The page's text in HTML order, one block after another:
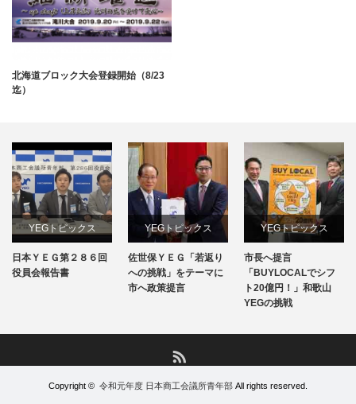
北海道ブロック大会登録開始（8/23
迄）
YEGトピックス
日本YEG事業
日本ＹＥＧ第２８６回
役員会報告書
YEGトピックス
メディア掲載情報
佐世保ＹＥＧ「若返り
への挑戦」をテーマに
市へ政策提言
YEGトピックス
メディア掲載情報
地域のYEG情報
市長へ提言
「BUYLOCALでシフ
ト20億円！」和歌山
YEGの挑戦
Copyright © 令和元年度 日本商工会議所青年部 All rights reserved.